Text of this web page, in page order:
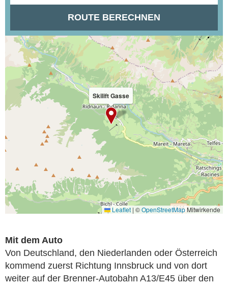
Skilift Gasse
Leaflet | ©OpenStreetMap Mitwirkende
Mit dem Auto
Von Deutschland, den Niederlanden oder Österreich
kommend zuerst Richtung Innsbruck und von dort
weiter auf der Brenner-Autobahn A13/E45 über den